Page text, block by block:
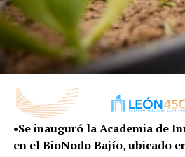
En el lugar quedó detenido Alexis
por la posesión de 60 dosis de
aseguraron 500 pesos en efectivo.
Al otro hombre se le dio alcance
Escobedo casi esquina con Río
colonia San Nicolás, a él se le
cristal.
•Se inauguró la Academia de
en el BioNodo Bajío, ubicado